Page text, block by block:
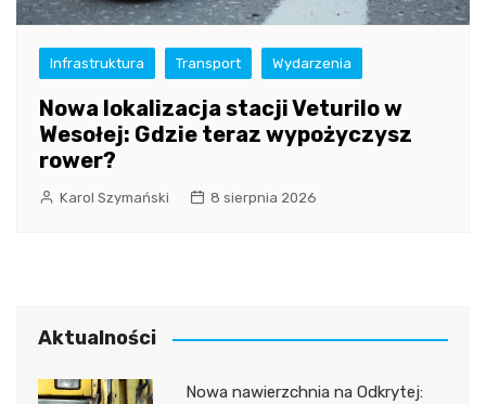
Infrastruktura Transport Wydarzenia
Nowa lokalizacja stacji Veturilo w
Wesołej: Gdzie teraz wypożyczysz
rower?
Karol Szymański 8 sierpnia 2026
Aktualności
Nowa nawierzchnia na Odkrytej: